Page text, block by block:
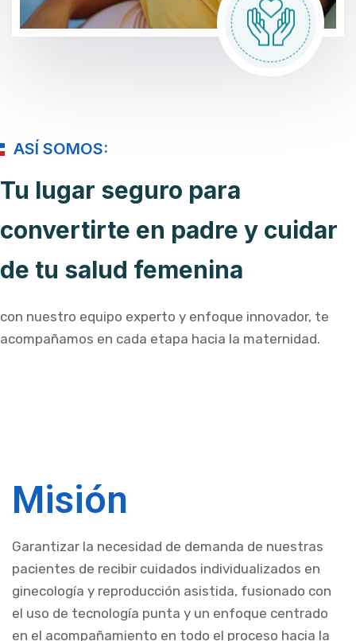
ASÍ SOMOS:
Tu lugar seguro para
convertirte en padre y cuidar
de tu salud femenina
con nuestro equipo experto y enfoque innovador, te
acompañamos en cada etapa hacia la maternidad.
Misión
Garantizar la necesidad de demanda de nuestras
pacientes de recibir cuidados individualizados en
ginecología y reproducción asistida, fusionado con
el uso de tecnología punta y un enfoque centrado
en el acompañamiento en todo el proceso hacia la